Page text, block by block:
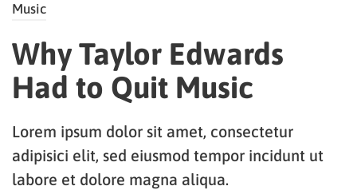
Music
Why Taylor Edwards
Had to Quit Music
Lorem ipsum dolor sit amet, consectetur
adipisici elit, sed eiusmod tempor incidunt ut
labore et dolore magna aliqua.